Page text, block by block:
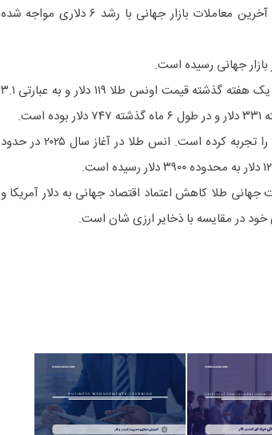
ندارد. بررسی‌ها نشان می‌دهد که قیمت اونس طلا در آخرین معاملات بازار جهانی با رشد ۶ دلاری مواجه شده
روند بازار جهانی طلا حاکی از آن است که تنها در طول یک هفته گذشته قیمت اونس طلا ۱۱۹ دلار و به عبارتی ۳.۱
از ابتدای سال جاری تاکنون، انس طلا رشد چشمگیری را تجربه کرده است. انس طلا در آغاز سال ۲۰۲۵ در حدود
طلا کاهش اعتماد اقتصاد جهانی به دلار آمریکا و
در مقایسه با ذخایر ارزی شان است.